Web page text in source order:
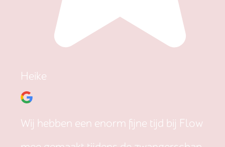
Heike
Wij hebben een enorm fijne tijd bij Flow